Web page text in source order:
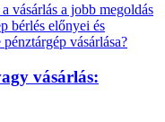
vásárlás: